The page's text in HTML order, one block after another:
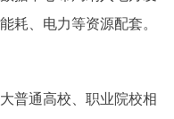
耗、电力等资源配套。
通高校、职业院校相